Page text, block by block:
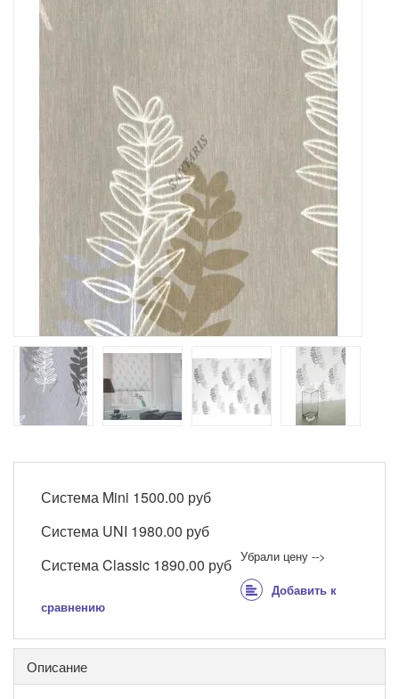
Система Mini 1500.00 руб
Система UNI 1980.00 руб
Система Classic 1890.00 руб Убрали цену -->
Добавить к
сравнению
Описание